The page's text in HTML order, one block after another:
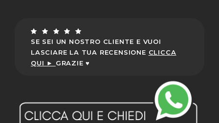
SE SEI UN NOSTRO CLIENTE E VUOI
LASCIARE LA TUA RECENSIONE CLICCA
QUI ► GRAZIE ♥